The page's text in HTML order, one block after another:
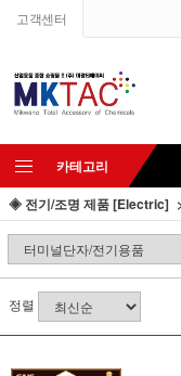
고객센터
카테고리
◈ 전기/조명 제품 [Electric]
정렬